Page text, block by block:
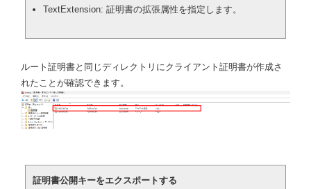
TextExtension: 証明書の拡張属性を指定します。
ルート証明書と同じディレクトリにクライアント証明書が作成さ
れたことが確認できます。
証明書公開キーをエクスポートする